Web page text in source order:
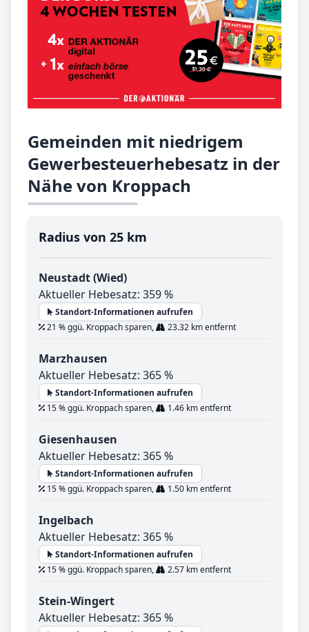
Gemeinden mit niedrigem
Gewerbesteuerhebesatz in der
Nähe von Kroppach
Radius von 25 km
Neustadt (Wied)
Aktueller Hebesatz: 359 %
Standort-Informationen aufrufen
21 % ggü. Kroppach sparen,
23.32 km entfernt
Marzhausen
Aktueller Hebesatz: 365 %
Standort-Informationen aufrufen
15 % ggü. Kroppach sparen,
1.46 km entfernt
Giesenhausen
Aktueller Hebesatz: 365 %
Standort-Informationen aufrufen
15 % ggü. Kroppach sparen,
1.50 km entfernt
Ingelbach
Aktueller Hebesatz: 365 %
Standort-Informationen aufrufen
15 % ggü. Kroppach sparen,
2.57 km entfernt
Stein-Wingert
Aktueller Hebesatz: 365 %